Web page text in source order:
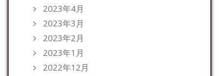
2023年4月
2023年3月
2023年2月
2023年1月
2022年12月